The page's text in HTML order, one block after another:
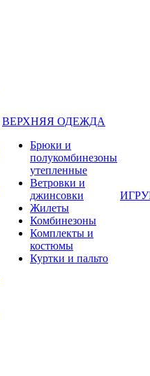
ВЕРХНЯЯ ОДЕЖДА
Брюки и
полукомбинезоны
утепленные
Ветровки и
джинсовки
Жилеты
Комбинезоны
Комплекты и
костюмы
Куртки и пальто